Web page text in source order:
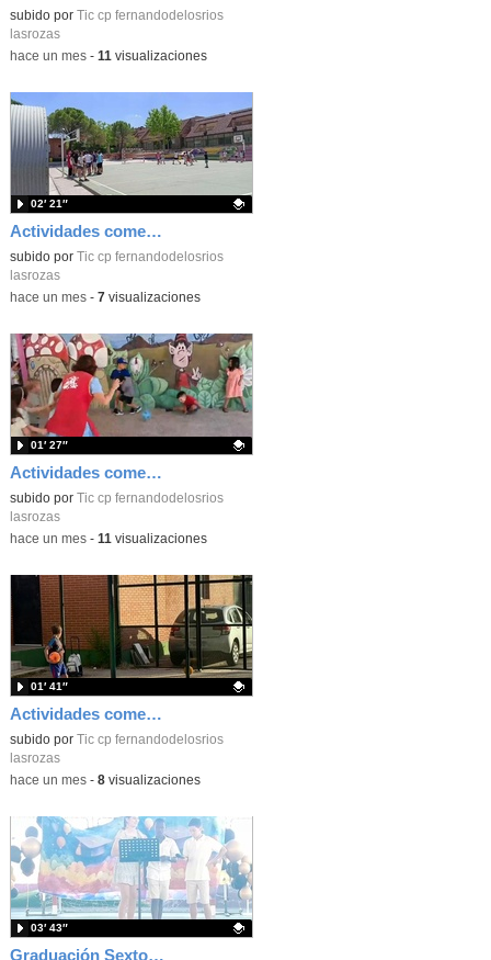
Contenido educativo.
subido por
Tic cp fernandodelosrios
lasrozas
-hace un mes- 11 visualizaciones
Actividades comedor_junio 2026_Primaria_CEIP FDLR_Las Rozas
Contenido educativo.
subido por
Tic cp fernandodelosrios
lasrozas
02′ 21″
-hace un mes- 7 visualizaciones
Actividades comedor_junio 2026_Infantil_CEIP FDLR_Las Rozas
Contenido educativo.
subido por
Tic cp fernandodelosrios
lasrozas
01′ 27″
-hace un mes- 11 visualizaciones
Actividades comedor_junio 2026_primeros del cole_CEIP FDLR_Las Rozas
Contenido educativo.
subido por
Tic cp fernandodelosrios
lasrozas
01′ 41″
-hace un mes- 8visualizaciones
Graduación Sexto 2026 Discurso alumnos_CEIP FDLR_Las Rozas
03′ 43″